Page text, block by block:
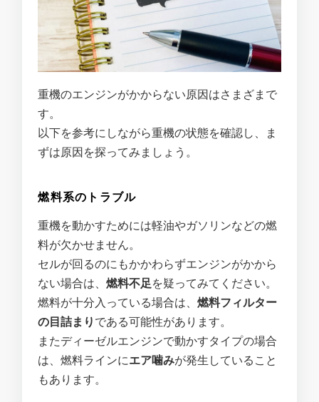
重機のエンジンがかからない原因はさまざまで
す。
以下を参考にしながら重機の状態を確認し、ま
ずは原因を探ってみましょう。
燃料系のトラブル
重機を動かすためには軽油やガソリンなどの燃
料が欠かせません。
セルが回るのにもかかわらずエンジンがかから
ない場合は、燃料不足を疑ってみてください。
燃料が十分入っている場合は、燃料フィルター
の目詰まりである可能性があります。
またディーゼルエンジンで動かすタイプの場合
は、燃料ラインにエア噛みが発生していること
もあります。